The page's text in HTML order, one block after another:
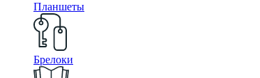
Планшеты
Брелоки